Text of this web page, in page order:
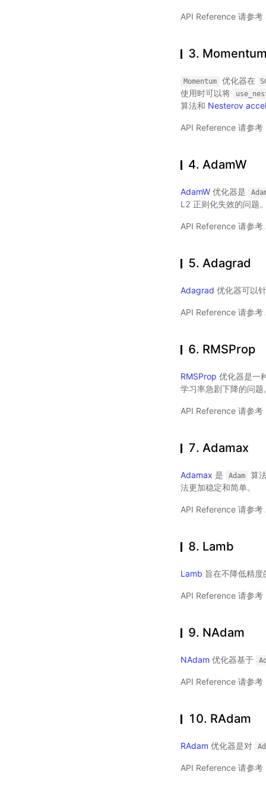
API Reference 请参考
3.
Momentum 优化器在
使用时可以将
算法和 Nesterov
API Reference 请参考
4. AdamW
AdamW 优化器是
L2 正则化失效的问题
API Reference 请参考
5. Adagrad
Adagrad 优化器可以
API Reference 请参考
6. RMSProp
RMSProp 优化器是一
学习率急剧下降的问题
API Reference 请参考
7. Adamax
Adamax 是 Adam
算
法更加稳定和简单。
API Reference 请参考
8. Lamb
Lamb 旨在不降低精
API Reference 请参考
9. NAdam
NAdam 优化器基于
API Reference 请参考
10. RAdam
RAdam 优化器是对
API Reference 请参考